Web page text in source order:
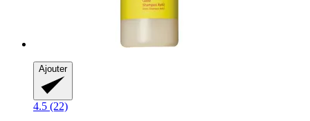
Ajouter
4.5 (22)